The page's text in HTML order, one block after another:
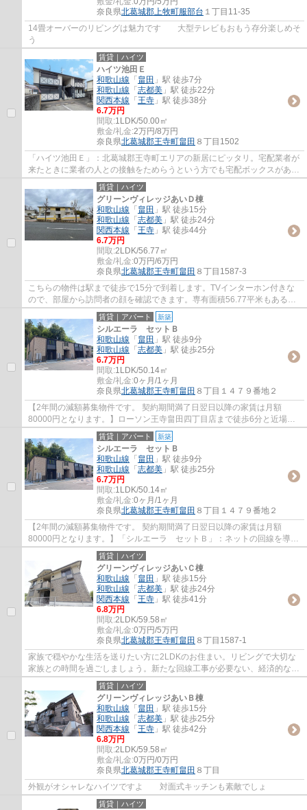
奈良県北葛城郡上牧町服部台 １丁目11-35
14畳オーバーのリビングは魅力です 大型テレビもおもう存分楽しめそ
う
賃貸｜ハイツ
ハイツ池田Ｅ
和歌山線 「 畠田 」駅 徒歩7分
和歌山線 「 志都美 」駅 徒歩22分
関西本線 「 王寺 」駅 徒歩38分
6.7万円
間取:1LDK/50.00㎡
敷金/礼金:2万円/8万円
奈良県北葛城郡王寺町畠田 ８丁目1502
「ハイツ池田Ｅ」：北葛城郡王寺町エリアの新居にピッタリ。宅配業者が
来たときに業者の人との接触をためらうという方でも宅配ボックスがある
ので、対面で会わずに荷物を受け取ること...
賃貸｜ハイツ
グリーンヴィレッジあいＤ棟
和歌山線 「 畠田 」駅 徒歩15分
和歌山線 「 志都美 」駅 徒歩24分
関西本線 「 王寺 」駅 徒歩44分
6.7万円
間取:2LDK/56.77㎡
敷金/礼金:0万円/6万円
奈良県北葛城郡王寺町畠田 ８丁目1587-3
こちらの物件は駅まで徒歩で15分で到着します。TVインターホン付きな
ので、部屋から訪問者の顔を確認できます。専有面積56.77平米もある
広々とした住まい。暮らしに役立つパソコンが使...
賃貸｜アパート 新築
シルエーラ セットＢ
和歌山線 「 畠田 」駅 徒歩9分
和歌山線 「 志都美 」駅 徒歩25分
6.7万円
間取:1LDK/50.14㎡
敷金/礼金:0ヶ月/1ヶ月
奈良県北葛城郡王寺町畠田 ８丁目１４７９番地２
【2年間の減額募集物件です。 契約期間満了日翌日以降の家賃は月額
80000円となります。】ローソン王寺畠田四丁目店まで徒歩6分と近場に
コンビニがあるのもポイント。インターネットが...
賃貸｜アパート 新築
シルエーラ セットＢ
和歌山線 「 畠田 」駅 徒歩9分
和歌山線 「 志都美 」駅 徒歩25分
6.7万円
間取:1LDK/50.14㎡
敷金/礼金:0ヶ月/1ヶ月
奈良県北葛城郡王寺町畠田 ８丁目１４７９番地２
【2年間の減額募集物件です。 契約期間満了日翌日以降の家賃は月額
80000円となります。】「シルエーラ セットＢ」：ネットの回線を導入
しています、パソコンが使えて暮らしに嬉しい。...
賃貸｜ハイツ
グリーンヴィレッジあいＣ棟
和歌山線 「 畠田 」駅 徒歩15分
和歌山線 「 志都美 」駅 徒歩24分
関西本線 「 王寺 」駅 徒歩41分
6.8万円
間取:2LDK/59.58㎡
敷金/礼金:0万円/5万円
奈良県北葛城郡王寺町畠田 ８丁目1587-1
家族で穏やかな生活を送りたい方に2LDKのお住まい。リビングで大切な
家族との時間を過ごしましょう。新たな回線工事が必要ない、経済的なネ
ット回線工事済み物件です。賃貸住宅をお探...
賃貸｜ハイツ
グリーンヴィレッジあいＢ棟
和歌山線 「 畠田 」駅 徒歩15分
和歌山線 「 志都美 」駅 徒歩25分
関西本線 「 王寺 」駅 徒歩42分
6.8万円
間取:2LDK/59.58㎡
敷金/礼金:0万円/0万円
奈良県北葛城郡王寺町畠田 ８丁目
外観がオシャレなハイツですよ 対面式キッチンも素敵でしょ
賃貸｜ハイツ